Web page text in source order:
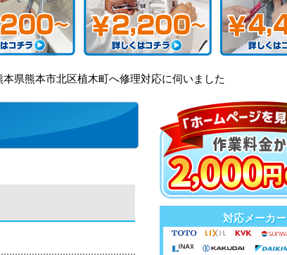
本県熊本市北区植木町へ修理対応に伺いました
対応メーカー